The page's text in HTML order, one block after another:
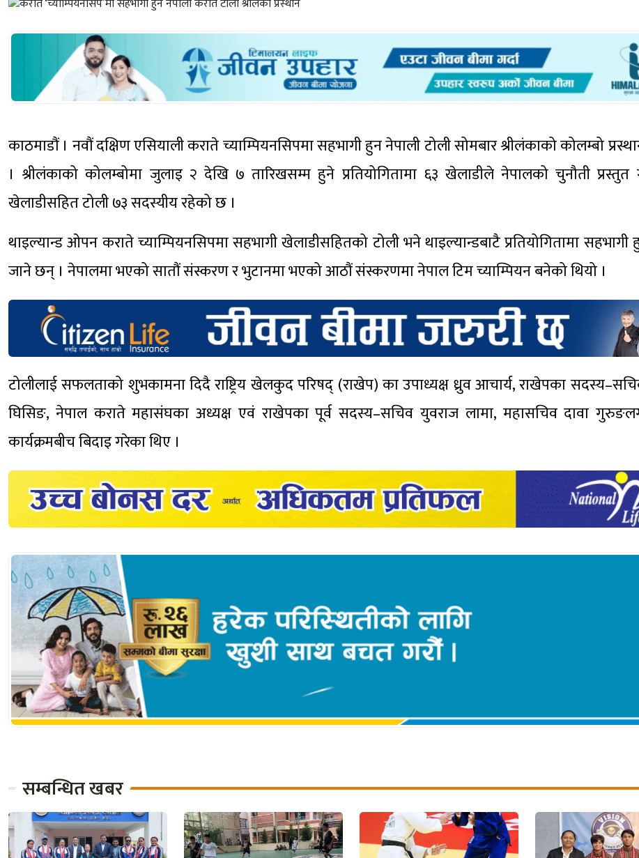
काठमाडौं । नवौं दक्षिण एसियाली कराते च्याम्पियनसिपमा सहभागी हुन नेपाली टोली सोमबार श्रीलंकाको कोलम्बो
। श्रीलंकाको कोलम्बोमा जुलाइ २ देखि ७ तारिखसम्म हुने प्रतियोगितामा ६३ खेलाडीले नेपालको चुनौती प्रस्तुत
खेलाडीसहित टोली ७३ सदस्यीय रहेको छ ।
थाइल्यान्ड ओपन कराते च्याम्पियनसिपमा सहभागी खेलाडीसहितको टोली भने थाइल्यान्डबाटै प्रतियोगितामा सहभागी
जाने छन् । नेपालमा भएको सातौं संस्करण र भुटानमा भएको आठौं संस्करणमा नेपाल टिम च्याम्पियन बनेको थियो ।
टोलीलाई सफलताको शुभकामना दिदै राष्ट्रिय खेलकुद परिषद् (राखेप) का उपाध्यक्ष ध्रुव आचार्य, राखेपका
घिसिङ, नेपाल कराते महासंघका अध्यक्ष एवं राखेपका पूर्व सदस्य–सचिव युवराज लामा, महासचिव दावा
कार्यक्रमबीच बिदाइ गरेका थिए ।
सम्बन्धित खबर